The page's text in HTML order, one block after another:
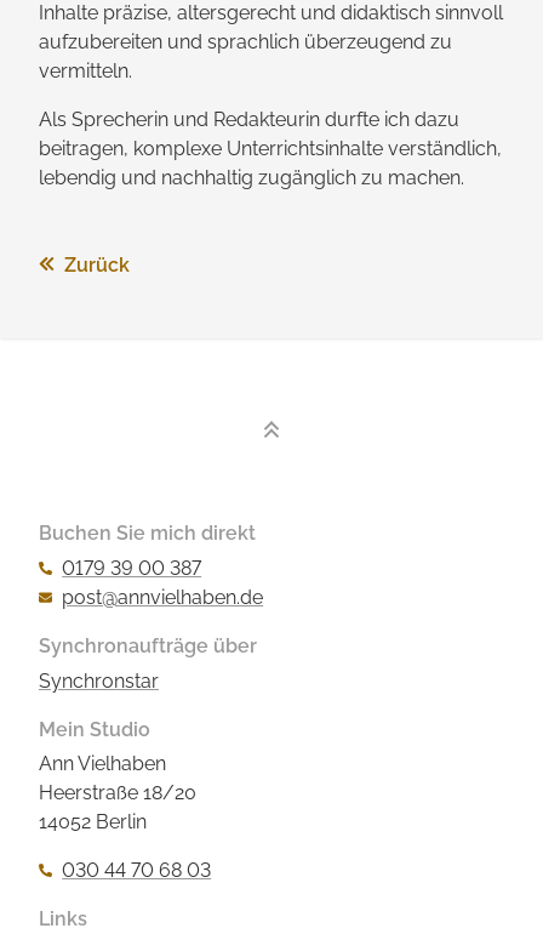
Inhalte präzise, alters­gerecht und didaktisch sinnvoll
aufzubereiten und sprachlich überzeugend zu
vermitteln.
Als Sprecherin und Redakteurin durfte ich dazu
beitragen, komplexe Unterrichts­inhalte verständlich,
lebendig und nachhaltig zugänglich zu machen.
Zurück
Buchen Sie mich direkt
0179 39 00 387
post@annvielhaben.de
Synchronaufträge über
Synchronstar
Mein Studio
Ann Vielhaben
Heerstraße 18/20
14052 Berlin
030 44 70 68 03
Links